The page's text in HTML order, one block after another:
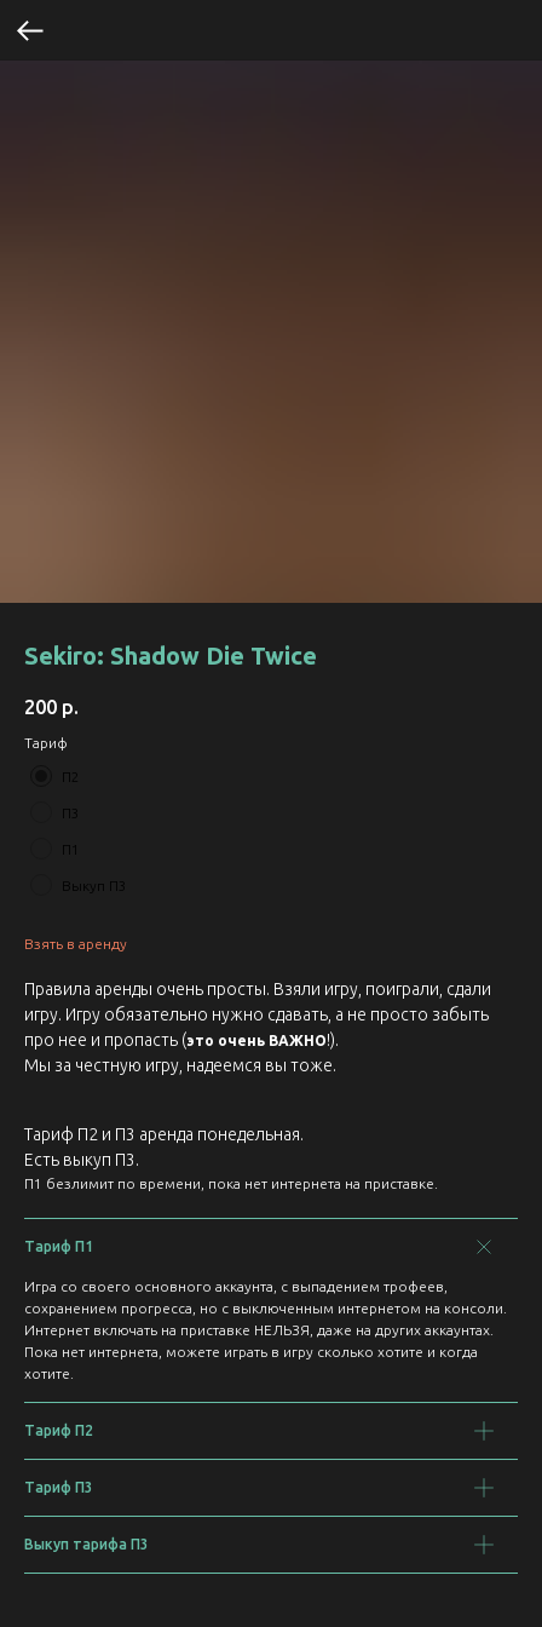
Sekiro: Shadow Die Twice
200 р.
Тариф
П2
П3
П1
Выкуп П3
Взять в аренду
Правила аренды очень просты. Взяли игру, поиграли, сдали
игру. Игру обязательно нужно сдавать, а не просто забыть
про нее и пропасть (это очень ВАЖНО!).
Мы за честную игру, надеемся вы тоже.
Тариф П2 и П3 аренда понедельная.
Есть выкуп П3.
П1 безлимит по времени, пока нет интернета на приставке.
Тариф П1
Игра со своего основного аккаунта, с выпадением трофеев,
сохранением прогресса, но с выключенным интернетом на консоли.
Интернет включать на приставке НЕЛЬЗЯ, даже на других аккаунтах.
Пока нет интернета, можете играть в игру сколько хотите и когда
хотите.
Тариф П2
Тариф П3
Выкуп тарифа П3